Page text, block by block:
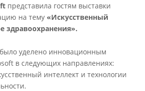
представила гостям выставки
на тему «Искусственный
здравоохранения».
уделено инновационным
в следующих направлениях:
интеллект и технологии